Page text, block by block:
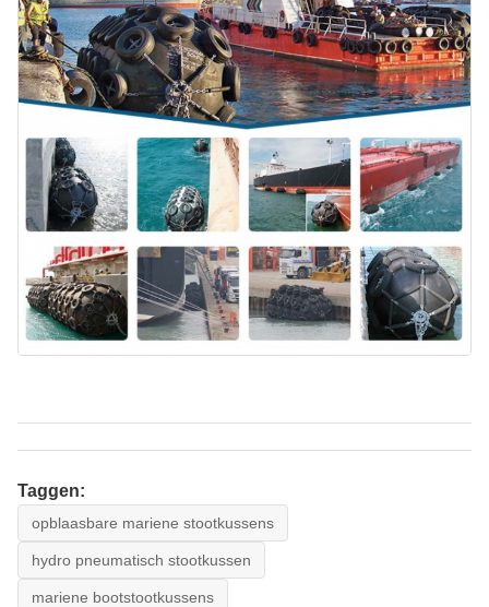
Taggen:
opblaasbare mariene stootkussens
hydro pneumatisch stootkussen
mariene bootstootkussens